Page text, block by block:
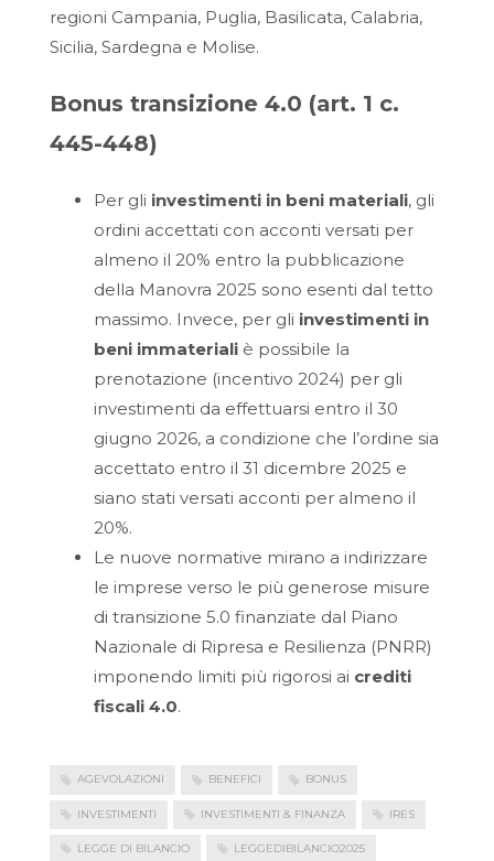
regioni Campania, Puglia, Basilicata, Calabria,
Sicilia, Sardegna e Molise.
Bonus transizione 4.0 (art. 1 c.
445-448)
Per gli investimenti in beni materiali, gli
ordini accettati con acconti versati per
almeno il 20% entro la pubblicazione
della Manovra 2025 sono esenti dal tetto
massimo. Invece, per gli investimenti in
beni immateriali è possibile la
prenotazione (incentivo 2024) per gli
investimenti da effettuarsi entro il 30
giugno 2026, a condizione che l’ordine sia
accettato entro il 31 dicembre 2025 e
siano stati versati acconti per almeno il
20%.
Le nuove normative mirano a indirizzare
le imprese verso le più generose misure
di transizione 5.0 finanziate dal Piano
Nazionale di Ripresa e Resilienza (PNRR)
imponendo limiti più rigorosi ai crediti
fiscali 4.0.
AGEVOLAZIONI BENEFICI BONUS
INVESTIMENTI INVESTIMENTI & FINANZA IRES
LEGGE DI BILANCIO LEGGEDIBILANCIO2025